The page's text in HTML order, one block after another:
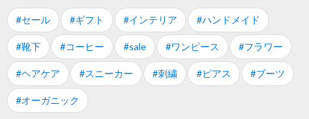
#セール #ギフト #インテリア #ハンドメイド
#靴下 #コーヒー #sale #ワンピース #フラワー
#ヘアケア #スニーカー #刺繍 #ピアス #ブーツ
#オーガニック